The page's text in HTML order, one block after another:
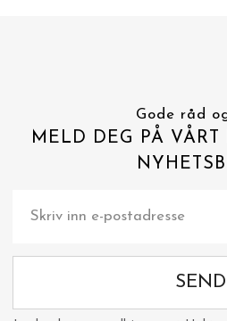
Gode råd
MELD DEG PÅ VÅRT
SEND